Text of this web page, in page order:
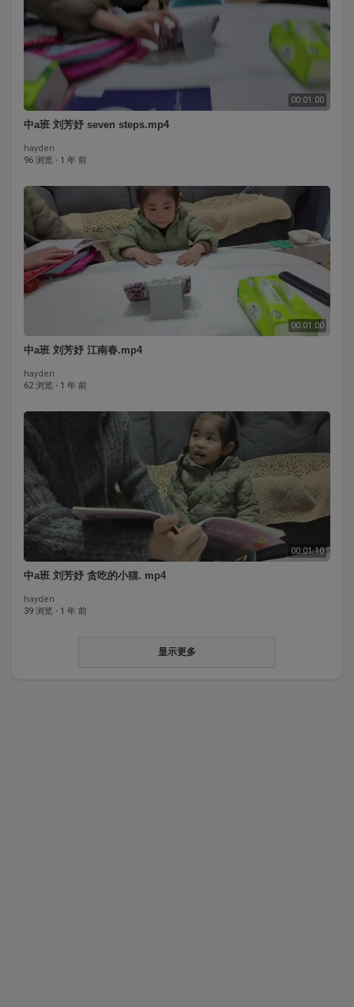
00:01:00
中a班 刘芳妤 seven steps.mp4
hayden
96 浏览 · 1 年 前
00:01:00
中a班 刘芳妤 江南春.mp4
hayden
62 浏览 · 1 年 前
00:01:10
中a班 刘芳妤 贪吃的小猫. mp4
hayden
39 浏览 · 1 年 前
显示更多